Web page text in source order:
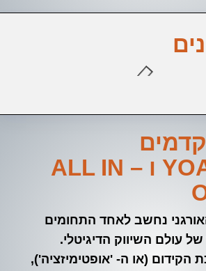
YOAST SEO ו – ALL IN
נחשב לאחד התחומים
עולם השיווק הדיגיטלי.
הקידום (או ה- 'אופטימיזציה'),